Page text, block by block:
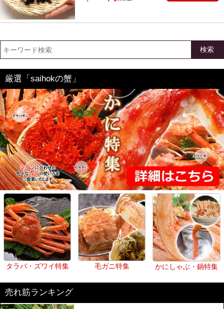
検索
厳選「saihokの蟹」
タラバ・ズワイ特集 毛ガニ特集 かにしゃぶ・鍋特集
売れ筋ランキング